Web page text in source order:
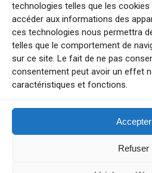
technologies telles que les
accéder aux informations des
ces technologies nous permettra
telles que le comportement de
sur ce site. Le fait de ne pas
consentement peut avoir un effet
caractéristiques et fonctions.
Accepter
Refuser
Qui sommes-nous ?
BFM Top Sorties
EVENT
Tourisme week-end : envie de vous
Explorez nos bonnes adresses
Contact